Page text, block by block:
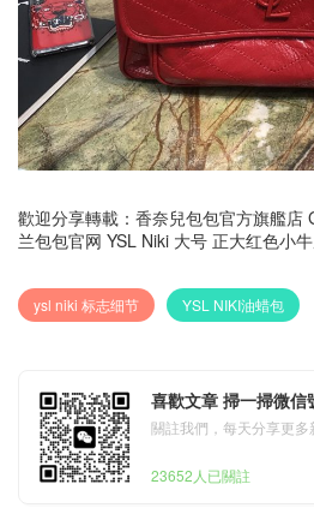
歡迎分享轉載： 香奈兒包包官方旗艦店
兰包包官网 YSL Niki 大号 正大红色小
ysl niki 标志细节 YSL NIKI油蜡包
喜歡文章 掃一掃微信
關註我們，每天分享更多
23652人已關註